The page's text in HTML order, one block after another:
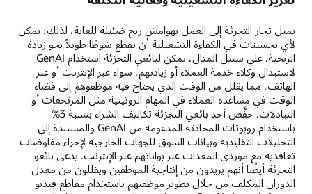
يميل تجار التجزئة إلى العمل بهوامش ربح ضئيلة للغاية، لذلك؛ يمكن
لأي تحسينات في الكفاءة التشغيلية أن تقطع شوطًا طويلاً نحو زيادة
الربحية. على سبيل المثال، يمكن لبائعي التجزئة استخدام GenAI
لاستبدال وكلاء خدمة العملاء أو زيادتهم، سواء عبر الإنترنت أو عبر
الهاتف، مما يقلل من الوقت الذي يحتاج فيه موظفوهم إلى قضاء
الوقت في مساعدة العملاء في المهام الروتينية مثل المرتجعات أو
التبادلات. خفَّض أحد بائعي التجزئة تكاليف الشراء بنسبة 3%
باستخدام روبوتات المحادثة المدعومة من GenAI والمستندة إلى
التحليلات التقليدية وبيانات السوق للجهات الخارجية لإجراء مفاوضات
تعاقدية مع موردي المعدات عبر بواباتهم عبر الإنترنت. يدعي بائعو
التجزئة أيضًا أنهم يزيدون من إنتاجية الموظفين ويقللون من معدل
الدوران المكلف من خلال تطوير موظفيهم باستخدام مقاطع فيديو